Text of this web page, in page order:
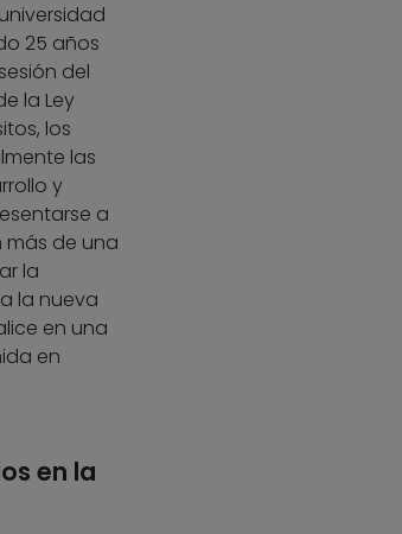
25 años
del
la Ley
los
las
y
a
de una
la
la nueva
en una
en
en la